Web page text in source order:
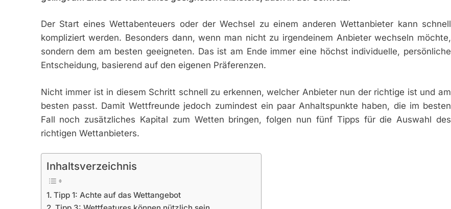
Der Start eines Wettabenteuers oder der Wechsel zu einem anderen Wettanbieter kann schnell
kompliziert werden. Besonders dann, wenn man nicht zu irgendeinem Anbieter wechseln möchte,
sondern dem am besten geeigneten. Das ist am Ende immer eine höchst individuelle, persönliche
Entscheidung, basierend auf den eigenen Präferenzen.
Nicht immer ist in diesem Schritt schnell zu erkennen, welcher Anbieter nun der richtige ist und am
besten passt. Damit Wettfreunde jedoch zumindest ein paar Anhaltspunkte haben, die im besten
Fall noch zusätzliches Kapital zum Wetten bringen, folgen nun fünf Tipps für die Auswahl des
richtigen Wettanbieters.
Inhaltsverzeichnis
Tipp 1: Achte auf das Wettangebot